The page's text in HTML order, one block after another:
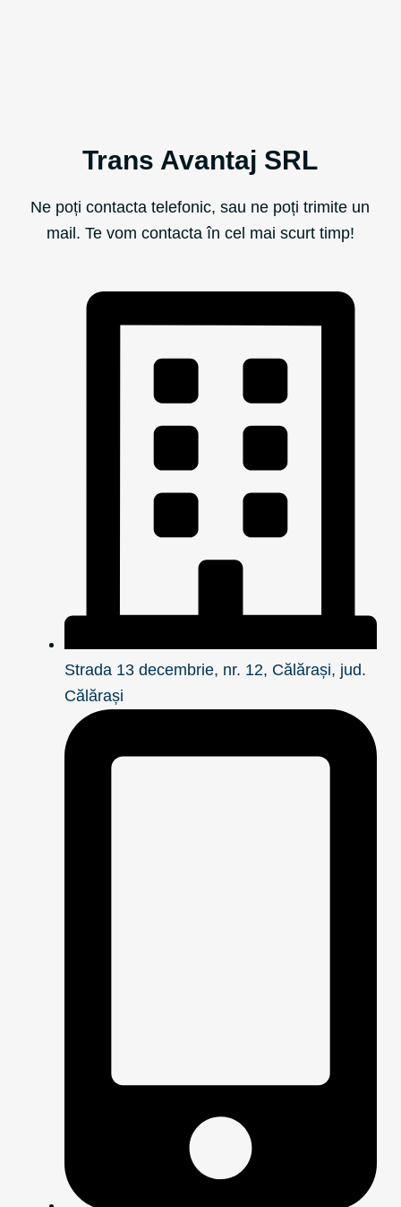
Trans Avantaj SRL
Ne poți contacta telefonic, sau ne poți trimite un
mail. Te vom contacta în cel mai scurt timp!
Strada 13 decembrie, nr. 12, Călărași, jud.
Călărași